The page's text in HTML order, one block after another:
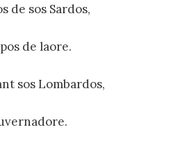
de sos Sardos,
de laore.
sos Lombardos,